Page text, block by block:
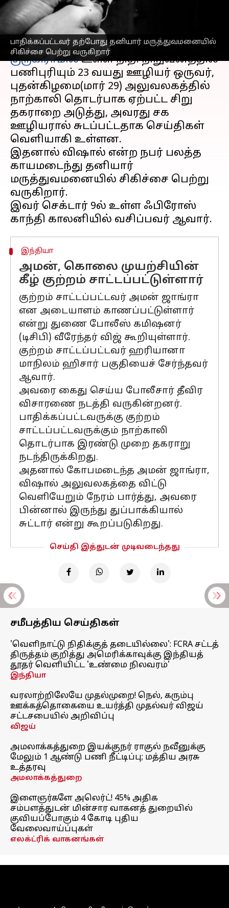
பாதிக்கப்பட்டவர் தற்போது தனியார் மருத்துவமனையில்
சிகிச்சை பெற்று வருகிறார்
எழுதியவர் Sindhuja SM Mar 30, 2023
செய்தி முன்னோட்டம்
குருகிராமில்உள்ள நிதி நிறுவனத்தில்
பணிபுரியும் 23 வயது ஊழியர் ஒருவர்,
புதன்கிழமை(மார் 29) அலுவலகத்தில்
நாற்காலி தொடர்பாக ஏற்பட்ட சிறு
தகராறை அடுத்து, அவரது சக
ஊழியரால் சுடப்பட்டதாக செய்திகள்
வெளியாகி உள்ளன.
இதனால் விஷால் என்ற நபர் பலத்த
காயமடைந்து தனியார்
மருத்துவமனையில் சிகிச்சை பெற்று
வருகிறார்.
இவர் செக்டார் 9ல் உள்ள ஃபிரோஸ்
இந்தியா
அமன், கொலை முயற்சியின்
கீழ் குற்றம் சாட்டப்பட்டுள்ளார்
குற்றம் சாட்டப்பட்டவர் அமன் ஜாங்ரா
என அடையாளம் காணப்பட்டுள்ளார்
என்று துணை போலீஸ் கமிஷனர்
(டிசிபி) வீரேந்தர் விஜ் கூறியுள்ளார்.
குற்றம் சாட்டப்பட்டவர் ஹரியானா
மாநிலம் ஹிசார் பகுதியைச் சேர்ந்தவர்
ஆவார்.
அவரை கைது செய்ய போலீசார் தீவிர
விசாரணை நடத்தி வருகின்றனர்.
பாதிக்கப்பட்டவருக்கு குற்றம்
சாட்டப்பட்டவருக்கும் நாற்காலி
தொடர்பாக இரண்டு முறை தகராறு
நடந்திருக்கிறது.
அதனால் கோபமடைந்த அமன் ஜாங்ரா,
விஷால் அலுவலகத்தை விட்டு
வெளியேறும் நேரம் பார்த்து, அவரை
பின்னால் இருந்து துப்பாக்கியால்
சுட்டார் என்று கூறப்படுகிறது.
செய்தி இத்துடன் முடிவடைந்தது
சமீபத்திய செய்திகள்
'வெளிநாட்டு நிதிக்குத் தடையில்லை': FCRA சட்டத்
திருத்தம் குறித்து அமெரிக்காவுக்கு இந்தியத்
தூதர் வெளியிட்ட 'உண்மை நிலவரம்'
இந்தியா
வரலாற்றிலேயே முதல்முறை! நெல், கரும்பு
ஊக்கத்தொகையை உயர்த்தி முதல்வர் விஜய்
சட்டசபையில் அறிவிப்பு
விஜய்
அமலாக்கத்துறை இயக்குநர் ராகுல் நவீனுக்கு
மேலும் 1 ஆண்டு பணி நீட்டிப்பு; மத்திய அரசு
உத்தரவு
அமலாக்கத்துறை
இளைஞர்களே அலெர்ட்! 45% அதிக
சம்பளத்துடன் மின்சார வாகனத் துறையில்
குவியப்போகும் 4 கோடி புதிய
வேலைவாய்ப்புகள்
எலக்ட்ரிக் வாகனங்கள்